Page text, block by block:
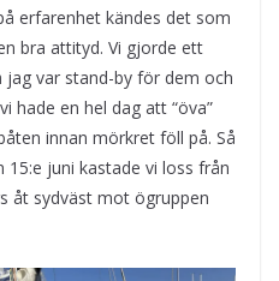
erfarenhet kändes det som
bra attityd. Vi gjorde ett
var stand-by för dem och
hade en hel dag att “öva”
innan mörkret föll på. Så
juni kastade vi loss från
åt sydväst mot ögruppen